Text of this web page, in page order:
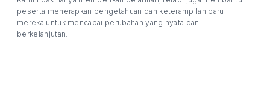
peserta menerapkan pengetahuan dan keterampilan baru
mereka untuk mencapai perubahan yang nyata dan
berkelanjutan.